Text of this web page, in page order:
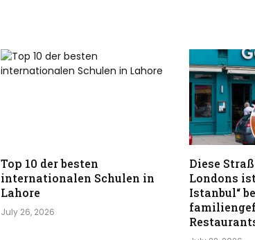
Top 10 der besten
internationalen Schulen in
Lahore
July 26, 2026
Diese
Londons
Istanbul“